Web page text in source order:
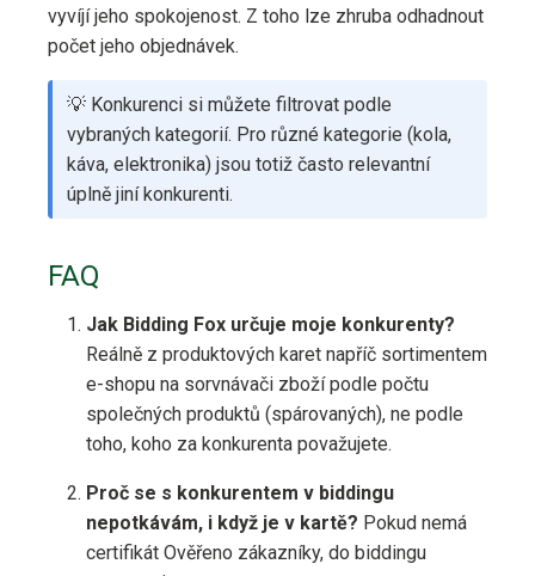
vyvíjí jeho spokojenost. Z toho lze zhruba odhadnout
počet jeho objednávek.
💡 Konkurenci si můžete filtrovat podle
vybraných kategorií. Pro různé kategorie (kola,
káva, elektronika) jsou totiž často relevantní
úplně jiní konkurenti.
FAQ
Jak Bidding Fox určuje moje konkurenty?
Reálně z produktových karet napříč sortimentem
e-shopu na sorvnávači zboží podle počtu
společných produktů (spárovaných), ne podle
toho, koho za konkurenta považujete.
Proč se s konkurentem v biddingu
nepotkávám, i když je v kartě? Pokud nemá
certifikát Ověřeno zákazníky, do biddingu